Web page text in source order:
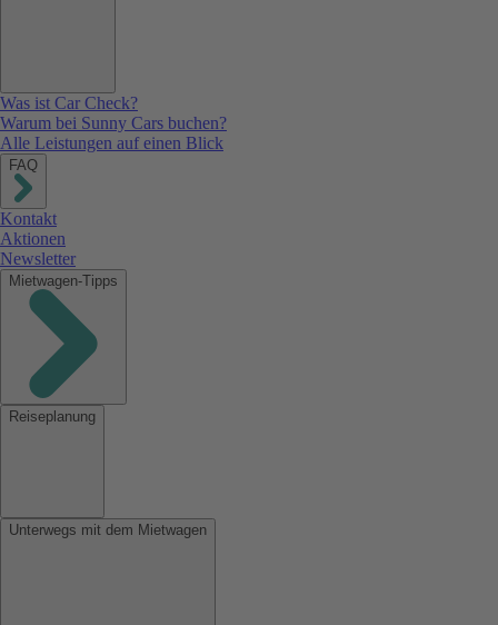
Was ist Car Check?
Warum bei Sunny Cars buchen?
Alle Leistungen auf einen Blick
FAQ
Kontakt
Aktionen
Newsletter
Mietwagen-Tipps
Reiseplanung
Unterwegs mit dem Mietwagen